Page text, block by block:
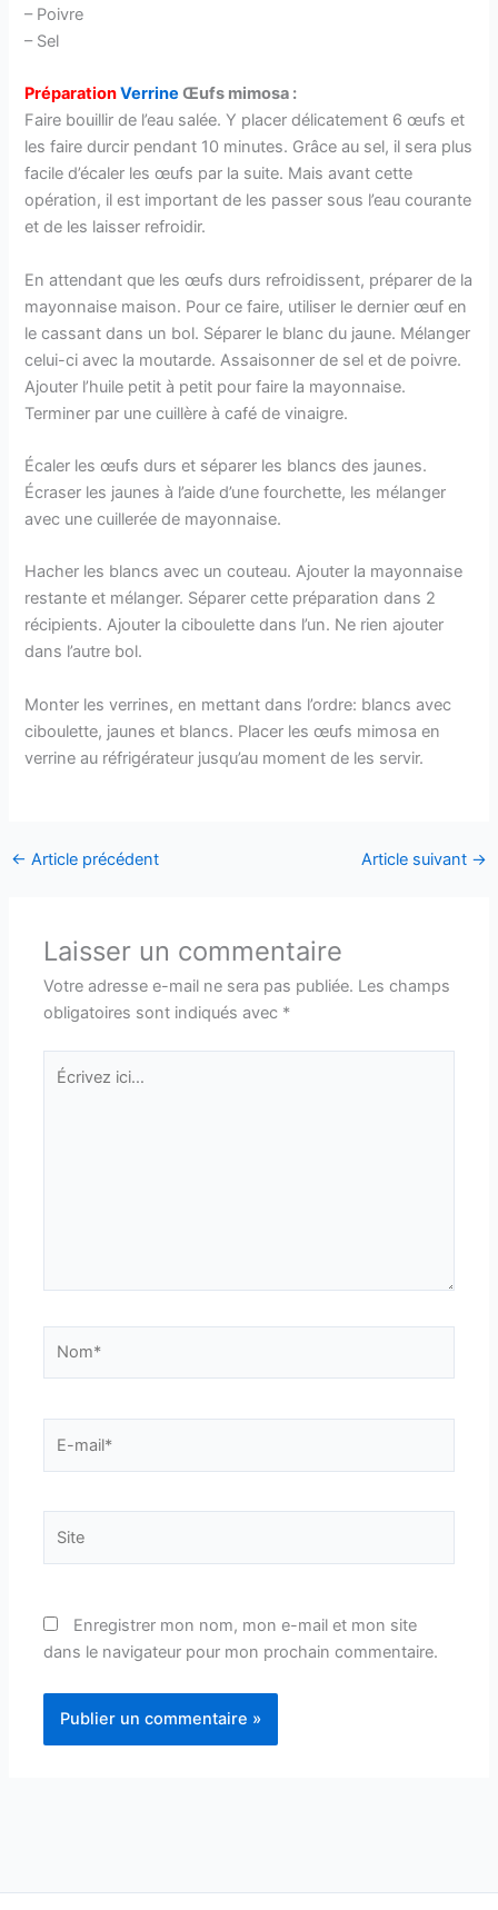
– Poivre
– Sel
PréparationVerrine Œufs mimosa :
Faire bouillir de l’eau salée. Y placer délicatement 6 œufs et
les faire durcir pendant 10 minutes. Grâce au sel, il sera plus
facile d’écaler les œufs par la suite. Mais avant cette
opération, il est important de les passer sous l’eau courante
et de les laisser refroidir.
En attendant que les œufs durs refroidissent, préparer de la
mayonnaise maison. Pour ce faire, utiliser le dernier œuf en
le cassant dans un bol. Séparer le blanc du jaune. Mélanger
celui-ci avec la moutarde. Assaisonner de sel et de poivre.
Ajouter l’huile petit à petit pour faire la mayonnaise.
Terminer par une cuillère à café de vinaigre.
Écaler les œufs durs et séparer les blancs des jaunes.
Écraser les jaunes à l’aide d’une fourchette, les mélanger
avec une cuillerée de mayonnaise.
Hacher les blancs avec un couteau. Ajouter la mayonnaise
restante et mélanger. Séparer cette préparation dans 2
récipients. Ajouter la ciboulette dans l’un. Ne rien ajouter
dans l’autre bol.
Monter les verrines, en mettant dans l’ordre: blancs avec
ciboulette, jaunes et blancs. Placer les œufs mimosa en
verrine au réfrigérateur jusqu’au moment de les servir.
← Article précédent Article suivant →
Laisser un commentaire
Votre adresse e-mail ne sera pas publiée. Les champs
obligatoires sont indiqués avec *
Écrivez
ici…
mail*
Enregistrer mon nom, mon e-mail et mon site
dans le navigateur pour mon prochain commentaire.